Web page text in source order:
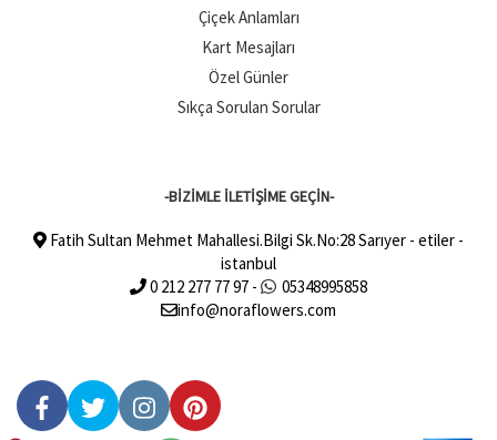
Çiçek Anlamları
Kart Mesajları
Özel Günler
Sıkça Sorulan Sorular
-BİZİMLE İLETİŞİME GEÇİN-
Fatih Sultan Mehmet Mahallesi.Bilgi Sk.No:28 Sarıyer - etiler -
istanbul
0 212 277 77 97 -
05348995858
info@noraflowers.com